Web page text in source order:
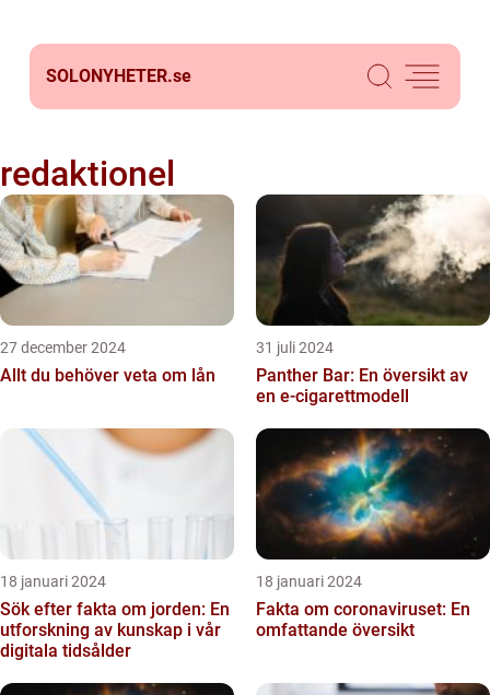
SOLONYHETER.se
redaktionel
27 december 2024
Allt du behöver veta om lån
31 juli 2024
Panther Bar: En översikt av
en e-cigarettmodell
18 januari 2024
Sök efter fakta om jorden: En
utforskning av kunskap i vår
digitala tidsålder
18 januari 2024
Fakta om coronaviruset: En
omfattande översikt